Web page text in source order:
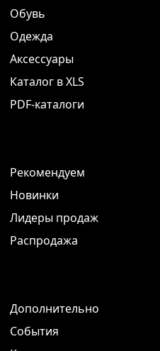
Обувь
Одежда
Аксессуары
Каталог в XLS
PDF-каталоги
Рекомендуем
Новинки
Лидеры продаж
Распродажа
Дополнительно
События